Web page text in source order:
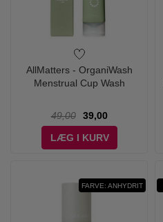
AllMatters - OrganiWash
Menstrual Cup Wash
49,00
39,00
LÆG I KURV
FARVE: ANHYDRIT